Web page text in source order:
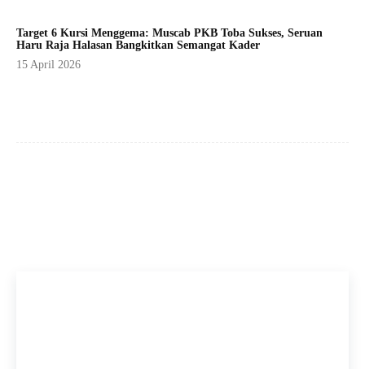
Target 6 Kursi Menggema: Muscab PKB Toba Sukses, Seruan
Haru Raja Halasan Bangkitkan Semangat Kader
15 April 2026